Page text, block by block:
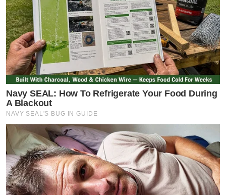
Navy SEAL: How To Refrigerate Your Food During
A Blackout
NAVY SEAL'S BUG IN GUIDE